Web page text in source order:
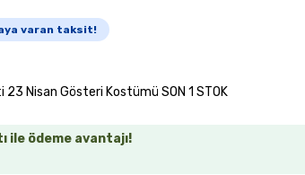
varan taksit!
Nisan Gösteri Kostümü SON 1 STOK
ile ödeme avantajı!